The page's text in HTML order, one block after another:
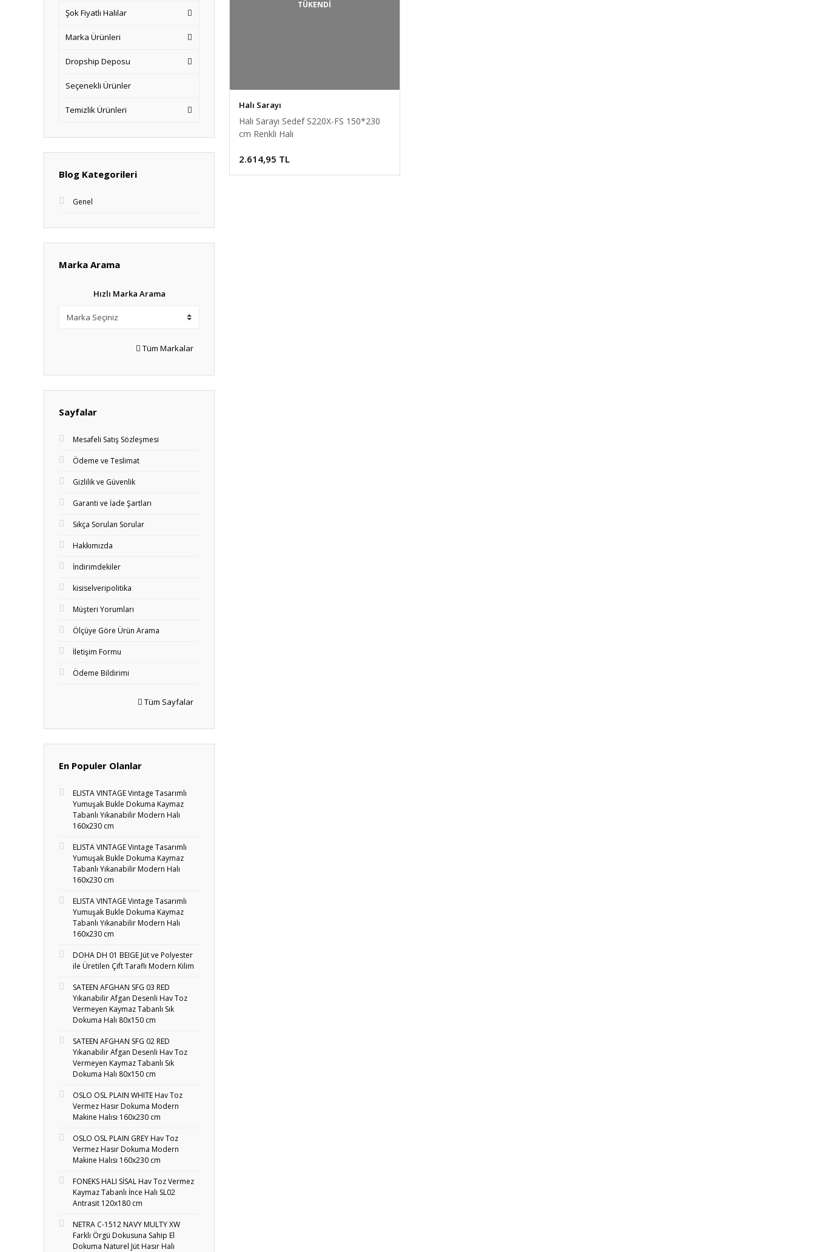
Şok Fiyatlı Halılar
Marka Ürünleri
Dropship Deposu
Seçenekli Ürünler
Temizlik Ürünleri
Blog Kategorileri
Genel
Marka Arama
Hızlı Marka Arama
Tüm Markalar
Sayfalar
Mesafeli Satış Sözleşmesi
Ödeme ve Teslimat
Gizlilik ve Güvenlik
Garanti ve İade Şartları
Sıkça Sorulan Sorular
Hakkımızda
İndirimdekiler
kisiselveripolitika
Müşteri Yorumları
Ölçüye Göre Ürün Arama
İletişim Formu
Ödeme Bildirimi
Tüm Sayfalar
En Populer Olanlar
ELISTA VINTAGE Vintage Tasarımlı
Yumuşak Bukle Dokuma Kaymaz
Tabanlı Yıkanabilir Modern Halı
160x230 cm
ELISTA VINTAGE Vintage Tasarımlı
Yumuşak Bukle Dokuma Kaymaz
Tabanlı Yıkanabilir Modern Halı
160x230 cm
ELISTA VINTAGE Vintage Tasarımlı
Yumuşak Bukle Dokuma Kaymaz
Tabanlı Yıkanabilir Modern Halı
160x230 cm
DOHA DH 01 BEIGE Jüt ve Polyester
ile Üretilen Çift Taraflı Modern Kilim
SATEEN AFGHAN SFG 03 RED
Yıkanabilir Afgan Desenli Hav Toz
Vermeyen Kaymaz Tabanlı Sık
Dokuma Halı 80x150 cm
SATEEN AFGHAN SFG 02 RED
Yıkanabilir Afgan Desenli Hav Toz
Vermeyen Kaymaz Tabanlı Sık
Dokuma Halı 80x150 cm
OSLO OSL PLAIN WHITE Hav Toz
Vermez Hasır Dokuma Modern
Makine Halısı 160x230 cm
OSLO OSL PLAIN GREY Hav Toz
Vermez Hasır Dokuma Modern
Makine Halısı 160x230 cm
FONEKS HALI SİSAL Hav Toz Vermez
Kaymaz Tabanlı İnce Halı SL02
Antrasit 120x180 cm
NETRA C-1512 NAVY MULTY XW
Farklı Örgü Dokusuna Sahip El
Dokuma Naturel Jüt Hasır Halı
TÜKENDİ
Halı Sarayı
Halı Sarayı Sedef S220X-FS 150*230
cm Renkli Halı
2.614,95 TL